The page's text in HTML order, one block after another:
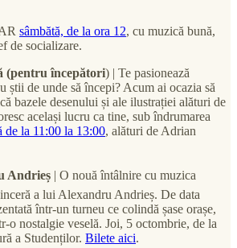
sâmbătă, de la ora 12, cu muzică bună,
de socializare.
(pentru începători) | Te pasionează
știi de unde să începi? Acum ai ocazia să
bazele desenului și ale ilustrației alături de
același lucru ca tine, sub îndrumarea
de la 11:00 la 13:00, alături de Adrian
Andrieș | O nouă întâlnire cu muzica
a lui Alexandru Andrieș. De data
într-un turneu ce colindă șase orașe,
o nostalgie veselă. Joi, 5 octombrie, de la
a Studenților. Bilete aici.